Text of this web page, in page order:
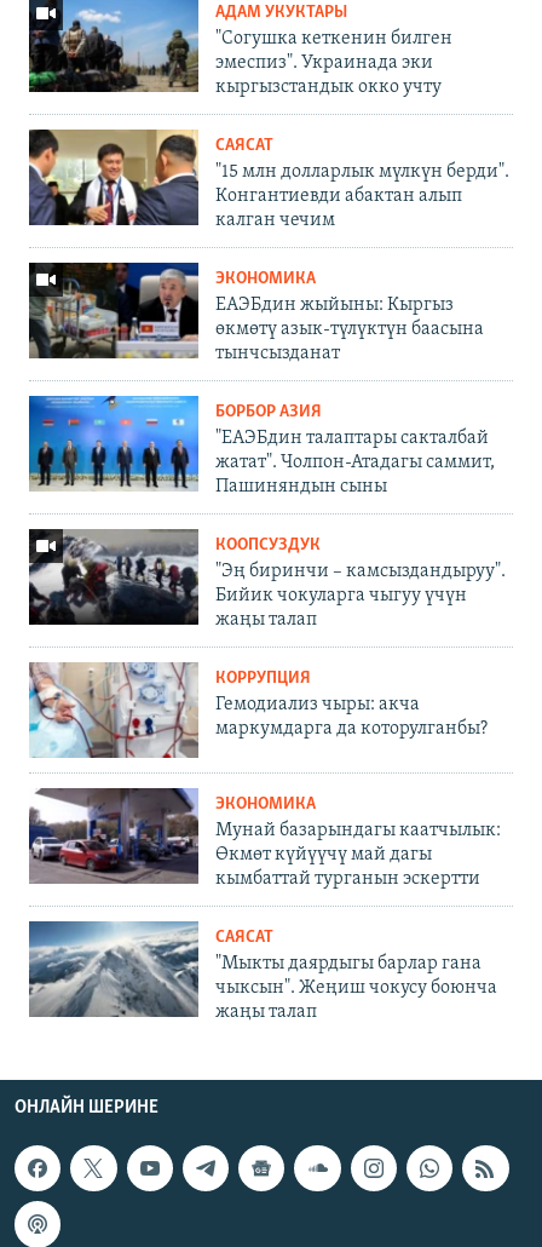
АДАМ УКУКТАРЫ
"Согушка кеткенин билген
эмеспиз". Украинада эки
кыргызстандык окко учту
САЯСАТ
"15 млн долларлык мүлкүн берди".
Конгантиевди абактан алып
калган чечим
ЭКОНОМИКА
ЕАЭБдин жыйыны: Кыргыз
өкмөтү азык-түлүктүн баасына
тынчсызданат
БОРБОР АЗИЯ
"ЕАЭБдин талаптары сакталбай
жатат". Чолпон-Атадагы саммит,
Пашиняндын сыны
КООПСУЗДУК
"Эң биринчи – камсыздандыруу".
Бийик чокуларга чыгуу үчүн
жаңы талап
КОРРУПЦИЯ
Гемодиализ чыры: акча
маркумдарга да которулганбы?
ЭКОНОМИКА
Мунай базарындагы каатчылык:
Өкмөт күйүүчү май дагы
кымбаттай турганын эскертти
САЯСАТ
"Мыкты даярдыгы барлар гана
чыксын". Жеңиш чокусу боюнча
жаңы талап
ОНЛАЙН ШЕРИНЕ